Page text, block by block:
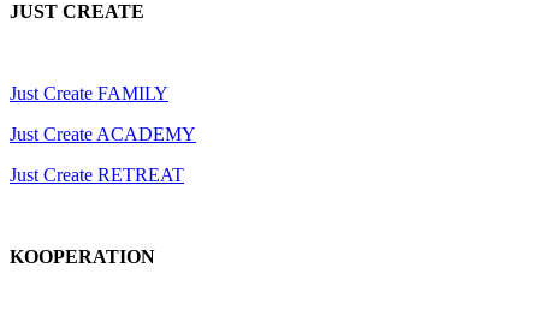
JUST CREATE
Just Create FAMILY
Just Create ACADEMY
Just Create RETREAT
KOOPERATION